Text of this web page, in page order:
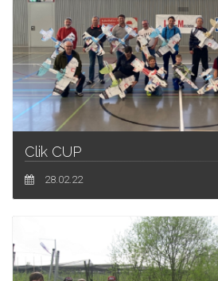
Clik CUP
28.02.22